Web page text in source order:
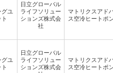
ユ
日立グローバル
ライフソリュー
ションズ株式会
社
マトリクスアド
ス空冷ヒートポ
ユ
日立グローバル
ライフソリュー
ションズ株式会
マトリクスアド
ス空冷ヒートポ